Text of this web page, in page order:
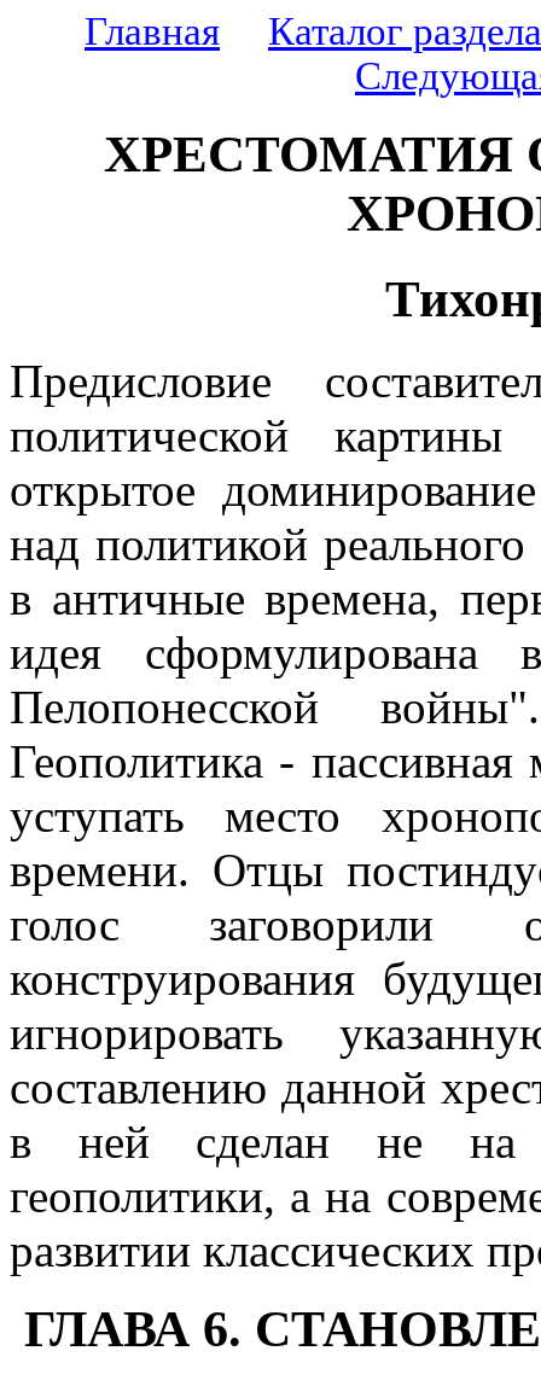
Главная
Каталог раздела
ХРЕСТОМАТИЯ
Предисловие
политической картины
открытое
над политикой
в античные времена,
идея
Пелопонесской
Геополитика - пассивная
уступать место
времени. Отцы
голос заговорили
конструирования
игнорировать
составлению данной
в ней сделан не на
геополитики, а на
развитии классических
ГЛАВА 6.